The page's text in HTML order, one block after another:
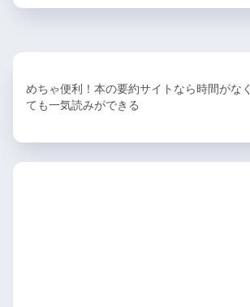
めちゃ便利！本の要約サイトなら時間がなく
ても一気読みができる